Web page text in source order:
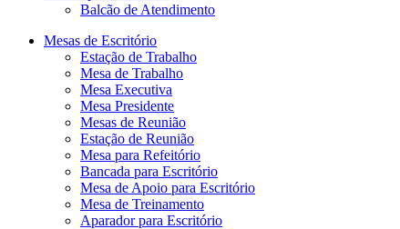
Balcão de Atendimento
Mesas de Escritório
Estação de Trabalho
Mesa de Trabalho
Mesa Executiva
Mesa Presidente
Mesas de Reunião
Estação de Reunião
Mesa para Refeitório
Bancada para Escritório
Mesa de Apoio para Escritório
Mesa de Treinamento
Aparador para Escritório